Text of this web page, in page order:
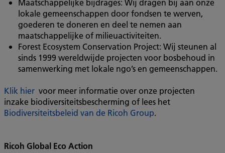
Maatschappelijke bijdrages: Wij dragen bij aan onze
lokale gemeenschappen door fondsen te werven,
goederen te doneren en deel te nemen aan
maatschappelijke of milieuactiviteiten.
Forest Ecosystem Conservation Project: Wij steunen al
sinds 1999 wereldwijde projecten voor bosbehoud in
samenwerking met lokale ngo’s en gemeenschappen.
Klik hier voor meer informatie over onze projecten
inzake biodiversiteitsbescherming of lees het
Biodiversiteitsbeleid van de Ricoh Group.
Ricoh Global Eco Action